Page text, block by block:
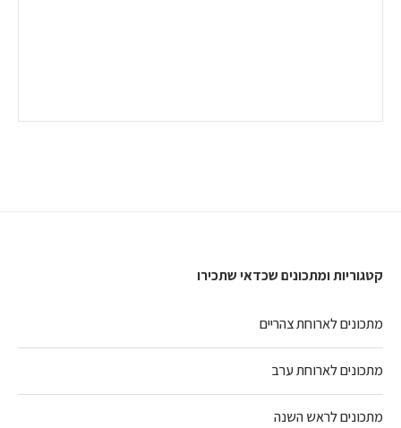
קטגוריות ומתכונים שכדאי שתכירו
מתכונים לארוחת צהריים
מתכונים לארוחת ערב
מתכונים לראש השנה